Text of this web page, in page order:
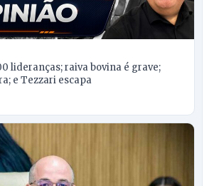
lideranças; raiva bovina é grave;
e Tezzari escapa